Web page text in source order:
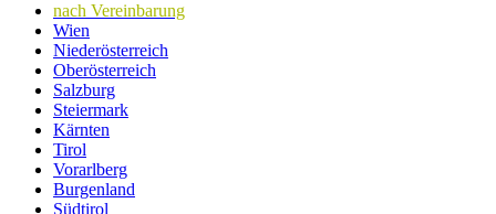
nach Vereinbarung
Wien
Niederösterreich
Oberösterreich
Salzburg
Steiermark
Kärnten
Tirol
Vorarlberg
Burgenland
Südtirol